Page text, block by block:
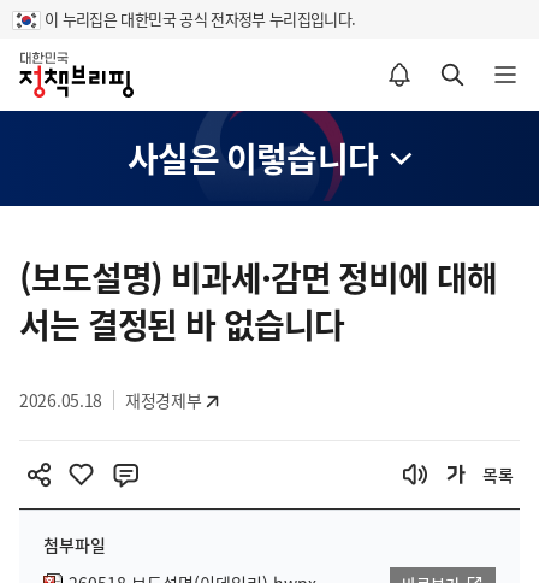
이 누리집은 대한민국 공식 전자정부 누리집입니다.
홈
알림설정 바로가기 검색 바로가기 메뉴 열기
사실은 이렇습니다
텐
츠
영
(보도설명) 비과세·감면 정비에 대해
서는 결정된 바 없습니다
2026.05.18 재정경제부
목록
첨부파일